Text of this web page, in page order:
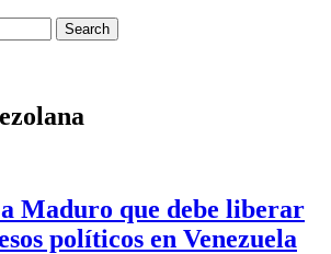
Maduro que debe liberar
políticos en Venezuela